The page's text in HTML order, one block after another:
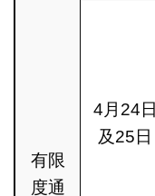
有限
度通
4月24日
及25日